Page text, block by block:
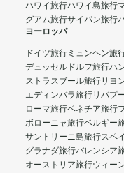
ハワイ旅行ハワイ島旅行
グアム旅行サイパン旅行
ヨーロッパ
ドイツ旅行 ミュンヘン旅
デュッセルドルフ旅行ハ
ストラスブール旅行リヨ
エディンバラ旅行リバプ
ローマ旅行ベネチア旅行
ボローニャ旅行ベルギー
サントリーニ島旅行スペ
グラナダ旅行バレンシア
オーストリア旅行ウィー